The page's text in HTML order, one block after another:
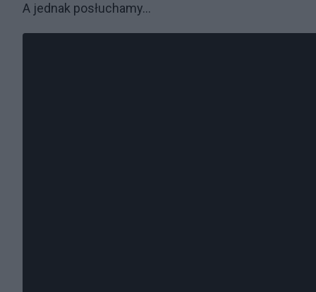
A jednak posłuchamy...